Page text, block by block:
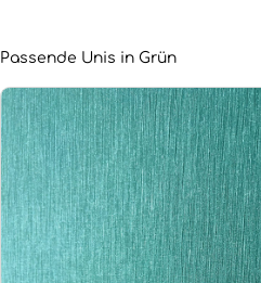
Passende Unis in Grün